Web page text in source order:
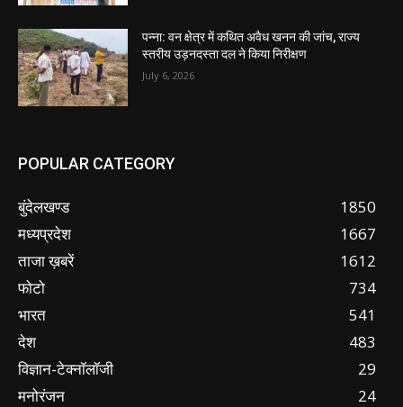
पन्ना: वन क्षेत्र में कथित अवैध खनन की जांच, राज्य
स्तरीय उड़नदस्ता दल ने किया निरीक्षण
July 6, 2026
POPULAR CATEGORY
बुंदेलखण्ड
1850
मध्यप्रदेश
1667
ताजा ख़बरें
1612
फोटो
734
भारत
541
देश
483
विज्ञान-टेक्नॉलॉजी
29
मनोरंजन
24